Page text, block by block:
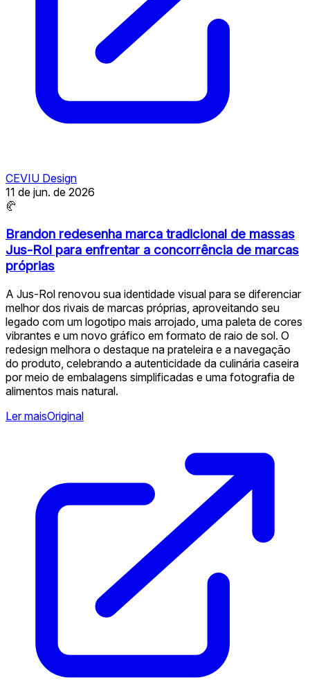
CEVIU Design
11 de jun. de 2026
🥐
Brandon redesenha marca tradicional de massas
Jus-Rol para enfrentar a concorrência de marcas
próprias
A Jus-Rol renovou sua identidade visual para se diferenciar
melhor dos rivais de marcas próprias, aproveitando seu
legado com um logotipo mais arrojado, uma paleta de cores
vibrantes e um novo gráfico em formato de raio de sol. O
redesign melhora o destaque na prateleira e a navegação
do produto, celebrando a autenticidade da culinária caseira
por meio de embalagens simplificadas e uma fotografia de
alimentos mais natural.
Ler maisOriginal